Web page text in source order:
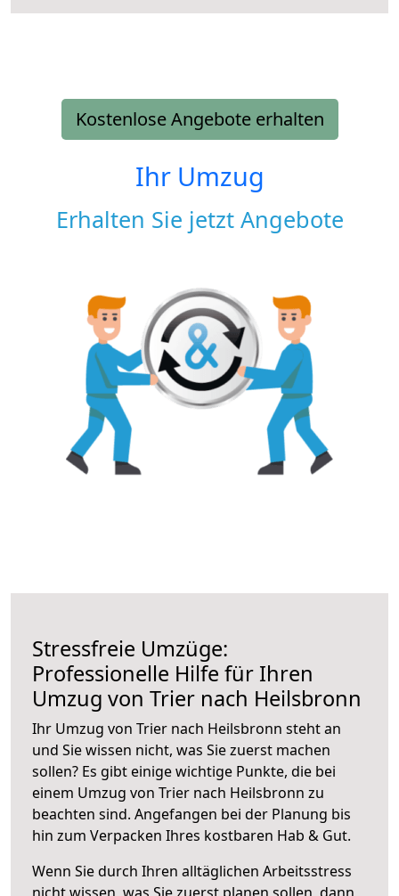
Kostenlose Angebote erhalten
Ihr Umzug
Erhalten Sie jetzt Angebote
Stressfreie Umzüge:
Professionelle Hilfe für Ihren
Umzug von Trier nach Heilsbronn
Ihr Umzug von Trier nach Heilsbronn steht an
und Sie wissen nicht, was Sie zuerst machen
sollen? Es gibt einige wichtige Punkte, die bei
einem Umzug von Trier nach Heilsbronn zu
beachten sind. Angefangen bei der Planung bis
hin zum Verpacken Ihres kostbaren Hab & Gut.
Wenn Sie durch Ihren alltäglichen Arbeitsstress